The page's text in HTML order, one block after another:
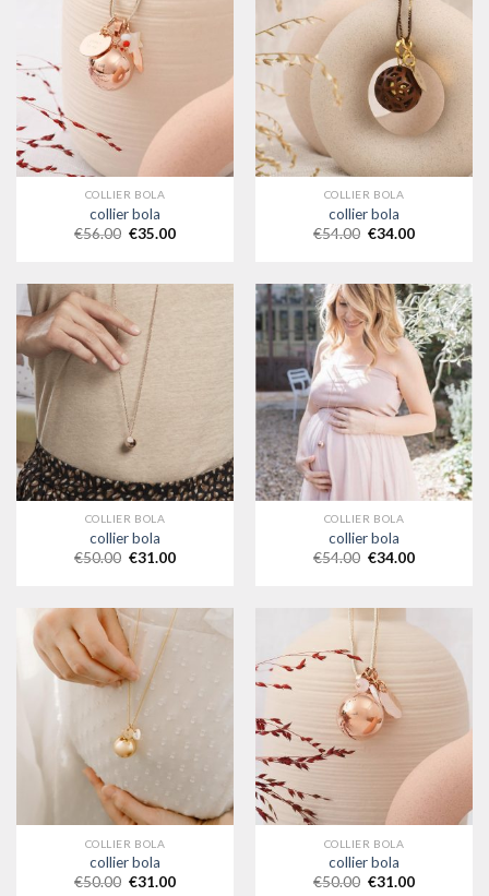
COLLIER BOLA
collier bola
€56.00 €35.00
COLLIER BOLA
collier bola
€54.00 €34.00
COLLIER BOLA
collier bola
€50.00 €31.00
COLLIER BOLA
collier bola
€54.00 €34.00
COLLIER BOLA
collier bola
€50.00 €31.00
COLLIER BOLA
collier bola
€50.00 €31.00